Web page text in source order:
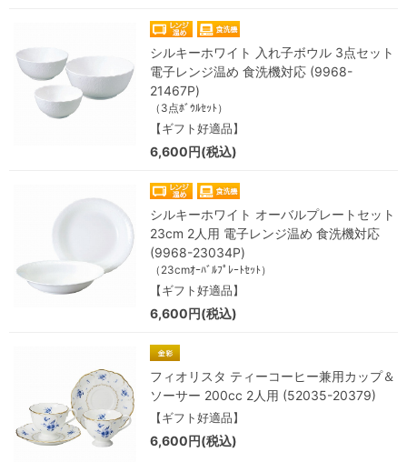
シルキーホワイト 入れ子ボウル 3点セット
電子レンジ温め 食洗機対応 (9968-
21467P)
（3点ﾎﾞｳﾙｾｯﾄ）
【ギフト好適品】
6,600円(税込)
シルキーホワイト オーバルプレートセット
23cm 2人用 電子レンジ温め 食洗機対応
(9968-23034P)
（23cmｵｰﾊﾞﾙﾌﾟﾚｰﾄｾｯﾄ）
【ギフト好適品】
6,600円(税込)
フィオリスタ ティーコーヒー兼用カップ＆
ソーサー 200cc 2人用 (52035-20379)
【ギフト好適品】
6,600円(税込)